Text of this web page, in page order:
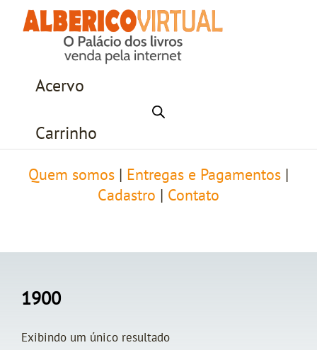
Acervo
Carrinho
Quem somos Entregas e Pagamentos
Cadastro
Contato
1900
Exibindo um único resultado